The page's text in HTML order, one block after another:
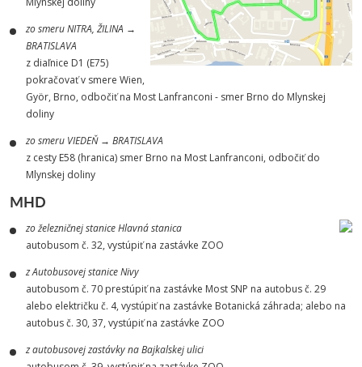
zo smeru NITRA, ŽILINA →
BRATISLAVA
z diaľnice D1 (E75)
pokračovať v smere Wien,
Györ, Brno, odbočiť na Most Lanfranconi - smer Brno do Mlynskej
doliny
zo smeru VIEDEŇ → BRATISLAVA
z cesty E58 (hranica) smer Brno na Most Lanfranconi, odbočiť do
Mlynskej doliny
MHD
zo železničnej stanice Hlavná stanica
autobusom č. 32, vystúpiť na zastávke ZOO
z Autobusovej stanice Nivy
autobusom č. 70 prestúpiť na zastávke Most SNP na autobus č. 29
alebo električku č. 4, vystúpiť na zastávke Botanická záhrada; alebo na
autobus č. 30, 37, vystúpiť na zastávke ZOO
z autobusovej zastávky na Bajkalskej ulici